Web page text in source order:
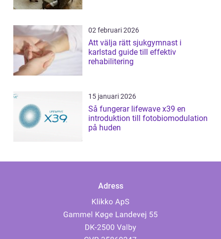
02 februari 2026
Att välja rätt sjukgymnast i
karlstad guide till effektiv
rehabilitering
15 januari 2026
Så fungerar lifewave x39 en
introduktion till fotobiomodulation
på huden
Adress